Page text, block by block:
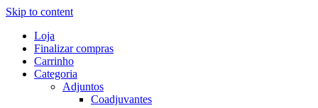
Skip to content
Loja
Finalizar compras
Carrinho
Categoria
Adjuntos
Coadjuvantes